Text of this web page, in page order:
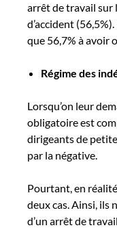
arrêt de travail sur
d’accident
que 56,7% à avoir
Régime des
Lorsqu’on leur
obligatoire est
dirigeants de
par la négative.
Pourtant, en
deux cas. Ainsi, ils
d’un arrêt de